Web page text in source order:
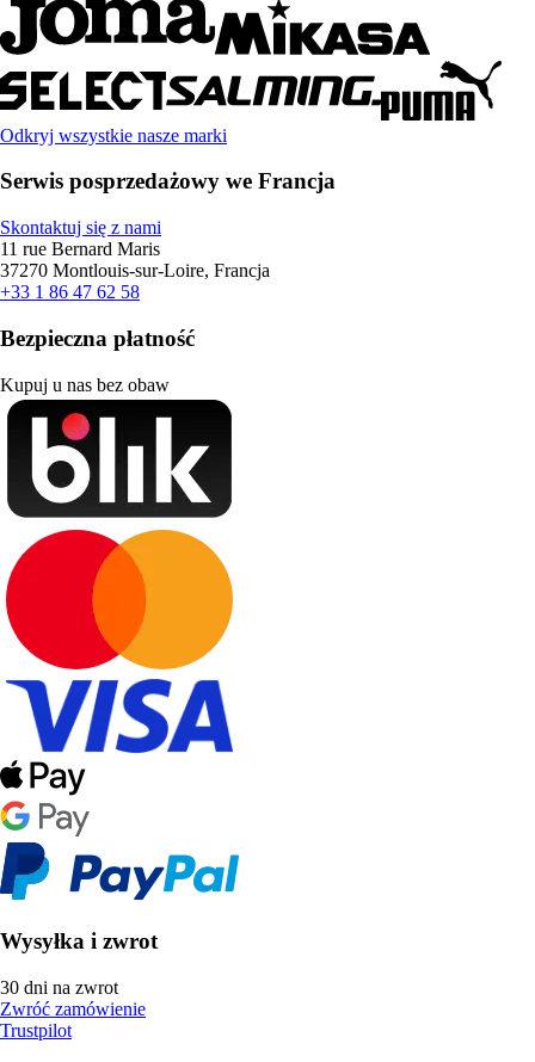
Odkryj wszystkie nasze marki
Serwis posprzedażowy we Francja
Skontaktuj się z nami
11 rue Bernard Maris
37270 Montlouis-sur-Loire, Francja
+33 1 86 47 62 58
Bezpieczna płatność
Kupuj u nas bez obaw
Wysyłka i zwrot
30 dni na zwrot
Zwróć zamówienie
Trustpilot